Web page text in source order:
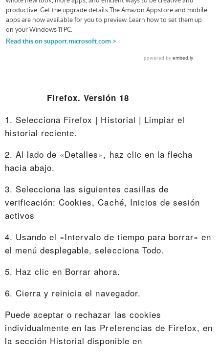
Firefox. Versión 18
1. Selecciona Firefox | Historial | Limpiar el
historial reciente.
2. Al lado de «Detalles», haz clic en la flecha
hacia abajo.
3. Selecciona las siguientes casillas de
verificación: Cookies, Caché, Inicios de sesión
activos
4. Usando el «Intervalo de tiempo para borrar» en
el menú desplegable, selecciona Todo.
5. Haz clic en Borrar ahora.
6. Cierra y reinicia el navegador.
Puede aceptar o rechazar las cookies
individualmente en las Preferencias de Firefox, en
la sección Historial disponible en